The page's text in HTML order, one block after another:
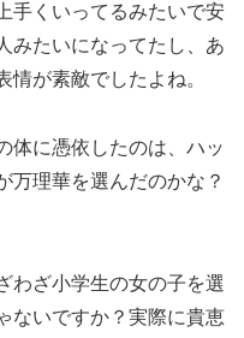
手くいってるみたいで安
みたいになってたし、あ
が素敵でしたよね。
体に憑依したのは、ハッ
万理華を選んだのかな？
わざ小学生の女の子を選
ないですか？実際に貴恵